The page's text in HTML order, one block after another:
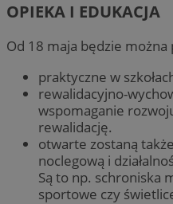
OPIEKA I EDUKACJA
Od 18 maja będzie można
praktyczne w
rewalidacyjno-
wspomaganie
rewalidację.
otwarte zostaną
noclegową i
Są to np. schroniska
sportowe czy